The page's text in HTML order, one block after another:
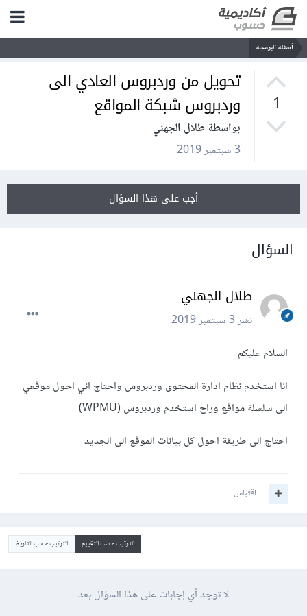
أسئلة البرمجة
1
تحويل من وردبروس العادي الى
وردبروس شبكة المواقع
بواسطة طلال الجهني
3 سبتمبر 2019
أجب على هذا السؤال
السؤال
طلال الجهني
نشر3 سبتمبر 2019
السلام عليكم
انا استخدم نظام ادارة المحتوى وردبروس واحتاج اني احول موقعي
الى سلسلة مواقع وراح استخدم وردبروس (WPMU)
احتاج الى طريقة احول كل بيانات الموقع الى الجديد
اقتباس
الترتيب حسب التقييم الترتيب حسب التاريخ
لا توجد أي إجابات على هذا السؤال بعد